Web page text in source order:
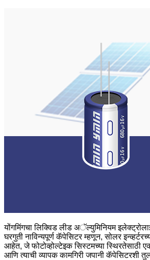
योंगमिंगचा लिक्विड लीड अॅल्युमिनियम
घरगुती नाविन्यपूर्ण कॅपेसिटर म्हणून, सोलर
आहेत, जे फोटोव्होल्टेइक सिस्टमच्या स्थिरतेसाठी
आणि त्याची व्यापक कामगिरी जपानी कॅपेसिटरशी